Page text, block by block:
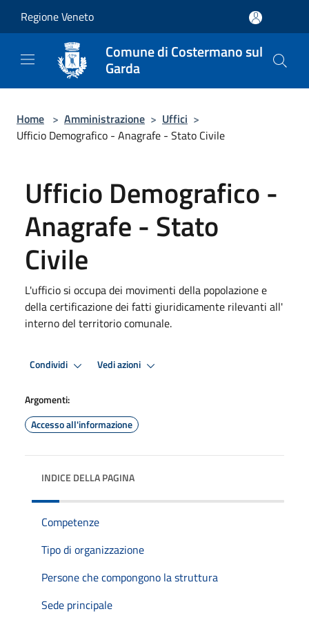
Regione Veneto
Comune di Costermano sul
Garda
Home > Amministrazione > Uffici >
Ufficio Demografico - Anagrafe - Stato Civile
Ufficio Demografico -
Anagrafe - Stato
Civile
L'ufficio si occupa dei movimenti della popolazione e
della certificazione dei fatti giuridicamente rilevanti all'
interno del territorio comunale.
Condividi Vedi azioni
Argomenti:
Accesso all'informazione
INDICE DELLA PAGINA
Competenze
Tipo di organizzazione
Persone che compongono la struttura
Sede principale